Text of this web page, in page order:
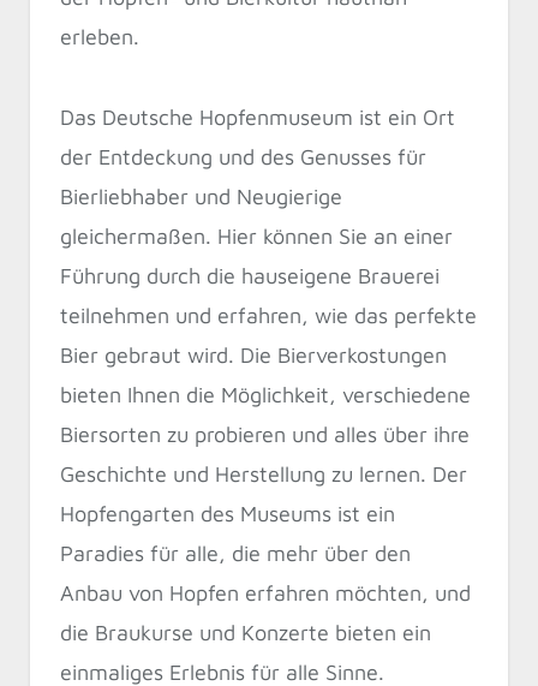
erleben.
Das Deutsche Hopfenmuseum ist ein Ort
der Entdeckung und des Genusses für
Bierliebhaber und Neugierige
gleichermaßen. Hier können Sie an einer
Führung durch die hauseigene Brauerei
teilnehmen und erfahren, wie das perfekte
Bier gebraut wird. Die Bierverkostungen
bieten Ihnen die Möglichkeit, verschiedene
Biersorten zu probieren und alles über ihre
Geschichte und Herstellung zu lernen. Der
Hopfengarten des Museums ist ein
Paradies für alle, die mehr über den
Anbau von Hopfen erfahren möchten, und
die Braukurse und Konzerte bieten ein
einmaliges Erlebnis für alle Sinne.